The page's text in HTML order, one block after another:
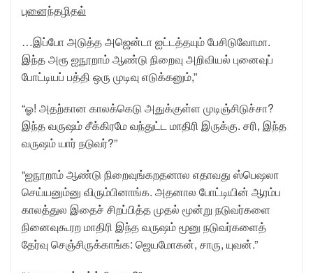
புனைந்தழிதல்
…இப்போ அடுத்த அஜென்டா ஐட்டத்தயும் பேசிடுவோமா.
இந்த அரூ ஐநூறாம் ஆண்டு நிறைவு அறிவியல் புனைவுப்
போட்டியப் பத்தி ஒரு முடிவு எடுக்கனும்,”
“ஓ! அதற்கான காலக்கெடு அதுக்குள்ள முடிஞ்சிடுச்சா?
இந்த வருஷம் சீக்கிரமே வந்துட்ட மாதிரி இருக்கு. சரி, இந்த
வருஷம் யார் நடுவர்?”
“ஐநூறாம் ஆண்டு நிறைவுங்கறதனால எதாவது ஸ்பெஷலா
செய்யனும்னு விரும்பினாங்க. அதனால போட்டியின் ஆரம்ப
காலத்துல இதைச் சிறப்பித்த முதல் மூன்று நடுவர்களை
நினைவுகூரற மாதிரி இந்த வருஷம் மூனு நடுவர்களைத்
தேர்வு செஞ்சிருக்காங்க: ஜெயமோகன், சாரு, யுவன்.”